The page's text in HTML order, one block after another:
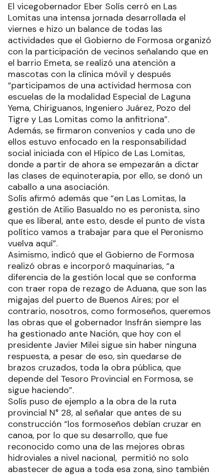
El vicegobernador Eber Solís cerró en Las
Lomitas una intensa jornada desarrollada el
viernes e hizo un balance de todas las
actividades que el Gobierno de Formosa organizó
con la participación de vecinos señalando que en
el barrio Emeta, se realizó una atención a
mascotas con la clínica móvil y después
“participamos de una actividad hermosa con
escuelas de la modalidad Especial de Laguna
Yema, Chiriguanos, Ingeniero Juárez, Pozo del
Tigre y Las Lomitas como la anfitriona”.
Además, se firmaron convenios y cada uno de
ellos estuvo enfocado en la responsabilidad
social iniciada con el Hípico de Las Lomitas,
donde a partir de ahora se empezarán a dictar
las clases de equinoterapia, por ello, se donó un
caballo a una asociación.
Solís afirmó además que “en Las Lomitas, la
gestión de Atilio Basualdo no es peronista, sino
que es liberal, ante esto, desde el punto de vista
político vamos a trabajar para que el Peronismo
vuelva aquí”.
Asimismo, indicó que el Gobierno de Formosa
realizó obras e incorporó maquinarias, “a
diferencia de la gestión local que se conforma
con traer ropa de rezago de Aduana, que son las
migajas del puerto de Buenos Aires; por el
contrario, nosotros, como formoseños, queremos
las obras que el gobernador Insfrán siempre las
ha gestionado ante Nación, que hoy con el
presidente Javier Milei sigue sin haber ninguna
respuesta, a pesar de eso, sin quedarse de
brazos cruzados, toda la obra pública, que
depende del Tesoro Provincial en Formosa, se
sigue haciendo”.
Solís puso de ejemplo a la obra de la ruta
provincial N° 28, al señalar que antes de su
construcción “los formoseños debían cruzar en
canoa, por lo que su desarrollo, que fue
reconocido como una de las mejores obras
hidroviales a nivel nacional, permitió no solo
abastecer de agua a toda esa zona, sino también